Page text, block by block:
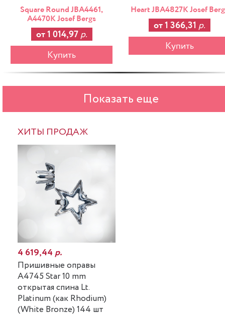
Square Round JBA4461,
A4470K Josef Bergs
от 1 014,97 р.
Купить
Heart JBA4827K Josef
от 1 366,31 р.
Купить
Показать еще
ХИТЫ ПРОДАЖ
4 619,44р.
Пришивные оправы
A4745 Star 10 mm
открытая спина Lt.
Platinum (как Rhodium)
(White Bronze) 144 шт